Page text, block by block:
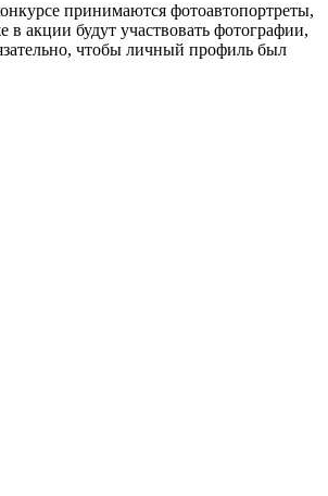
принимаются фотоавтопортреты,
в акции будут участвовать фотографии,
чтобы личный профиль был